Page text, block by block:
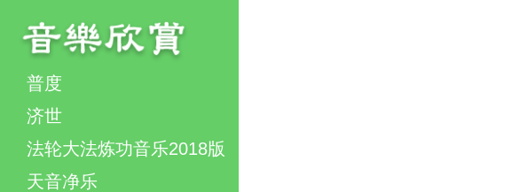
普度
济世
法轮大法炼功音乐2018版
天音净乐